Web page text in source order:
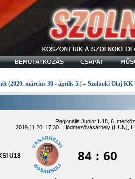
(2020. március 30 - április 5.) – Szolnoki Olaj KK
Regionális Junior U18, 6.
2019.11.20. 17:30 Hódmezővásárhely (HUN),
U18 84 : 60